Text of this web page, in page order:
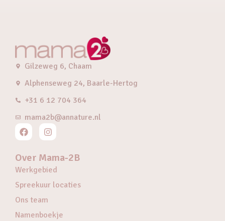
Gilzeweg 6, Chaam
Alphenseweg 24, Baarle-Hertog
+31 6 12 704 364
mama2b@annature.nl
Over Mama-2B
Werkgebied
Spreekuur locaties
Ons team
Namenboekje